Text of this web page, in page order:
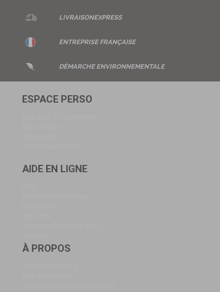
LIVRAISONEXPRESS
ENTREPRISEFRANÇAISE
DÉMARCHE ENVIRONNEMENTALE
ESPACE PERSO
AIDE EN LIGNE
À PROPOS